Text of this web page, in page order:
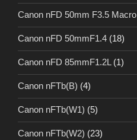
Canon nFD 50mm F3.5 Macro
Canon nFD 50mmF1.4 (18)
Canon nFD 85mmF1.2L (1)
Canon nFTb(B) (4)
Canon nFTb(W1) (5)
Canon nFTb(W2) (23)